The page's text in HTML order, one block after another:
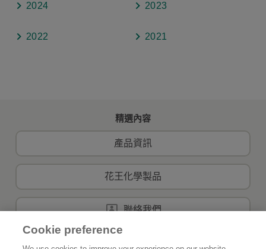
2024 2023
2022 2021
精選內容
產品資訊
花王化學製品
聯絡我們
Cookie preference